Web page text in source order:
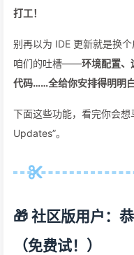
打工！
别再以为 IDE 更新就是换
咱们的吐槽——环境配置
代码……全给你安排得明明白
下面这些功能，看完你会
Updates”。
🎁 社区版用户：
（免费试！）